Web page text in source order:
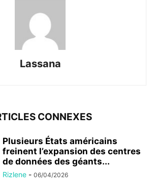
Lassana
CONNEXES
Plusieurs États américains
freinent l’expansion des centres
de données des géants...
Rizlene - 06/04/2026